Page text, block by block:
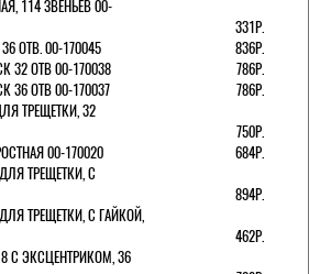
114 ЗВЕНЬЕВ 00-
331Р.
ОТВ. 00-170045
836Р.
32 ОТВ 00-170038
786Р.
36 ОТВ 00-170037
786Р.
ТРЕЩЕТКИ, 32
750Р.
00-170020
684Р.
ТРЕЩЕТКИ, С
894Р.
ТРЕЩЕТКИ, С ГАЙКОЙ,
462Р.
С ЭКСЦЕНТРИКОМ, 36